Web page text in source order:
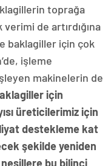
toprağa
de artırdığına
baklagiller için çok
işleme
makinelerin de
için
üreticilerimiz için
destekleme kat
şekilde yeniden
bu bilinci